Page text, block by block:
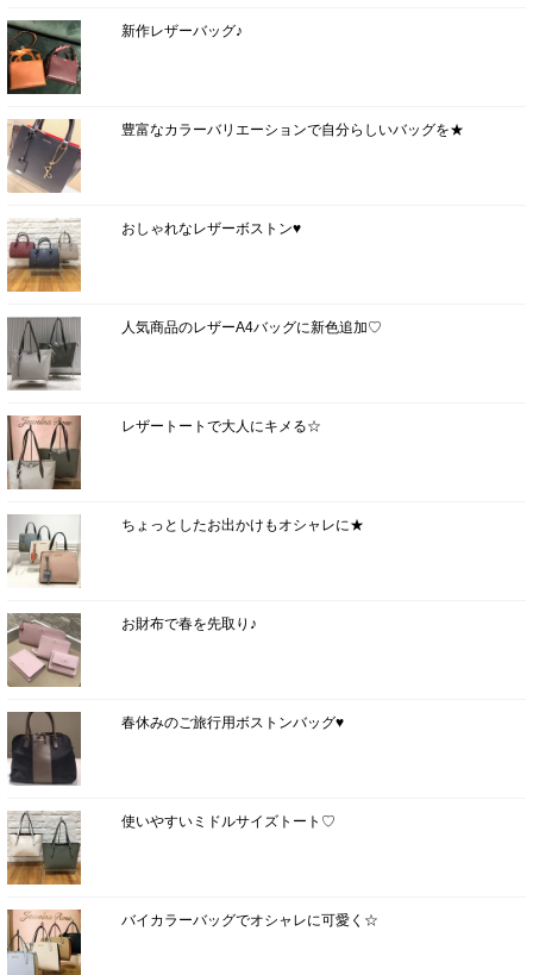
新作レザーバッグ♪
豊富なカラーバリエーションで自分らしいバッグを★
おしゃれなレザーボストン♥
人気商品のレザーA4バッグに新色追加♡
レザートートで大人にキメる☆
ちょっとしたお出かけもオシャレに★
お財布で春を先取り♪
春休みのご旅行用ボストンバッグ♥
使いやすいミドルサイズトート♡
バイカラーバッグでオシャレに可愛く☆